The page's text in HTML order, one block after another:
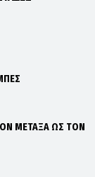
ΜΕΤΑΞΑ ΩΣ ΤΟΝ